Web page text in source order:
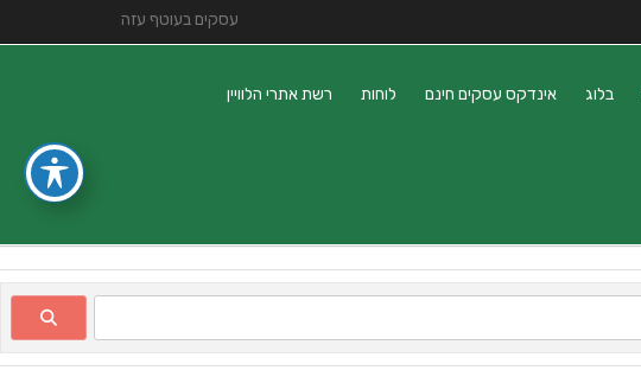
עסקים בעוטף עזה
בלוג אינדקס עסקים חינם לוחות רשת אתרי הלוויין